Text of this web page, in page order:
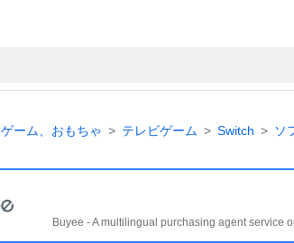
ゲーム、おもちゃ テレビゲーム Switch ソ
Buyee - A multilingual purchasing agent service